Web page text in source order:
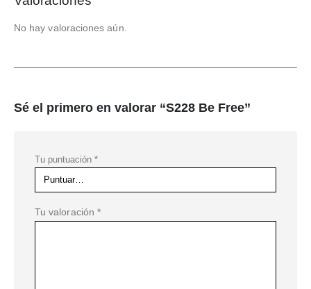
No hay valoraciones aún.
Sé el primero en valorar “S228 Be Free”
Tu puntuación *
Tu valoración *